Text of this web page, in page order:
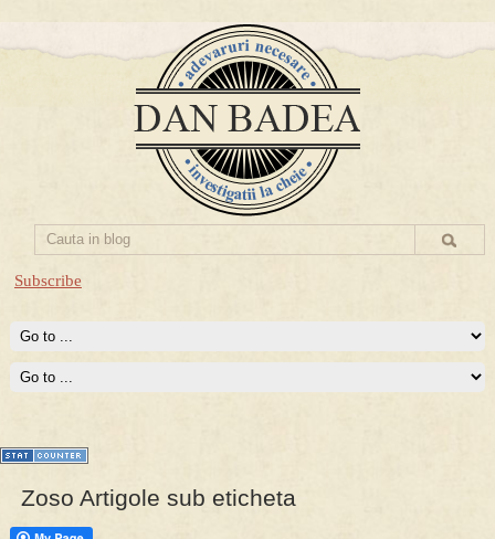
Subscribe
Prima mea carte publicata (Nemira)
Averea Presedintelui: prima lucrare despre controversatele
conturi secrete ale Securitatii.
Zoso Artigole sub eticheta